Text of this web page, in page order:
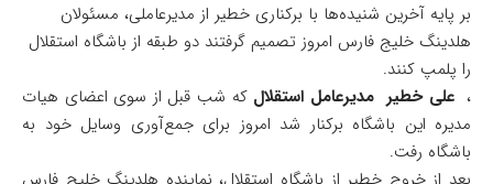
بر پایه آخرین شنیده‌ها با برکناری خطیر از مدیرعاملی، مسئولان
هلدینگ خلیج فارس امروز تصمیم گرفتند دو طبقه از باشگاه استقلال
را پلمپ کنند.
،علی خطیر مدیرعامل استقلال که شب قبل از سوی اعضای هیات
مدیره این باشگاه برکنار شد امروز برای جمع‌آوری وسایل خود به
باشگاه رفت.